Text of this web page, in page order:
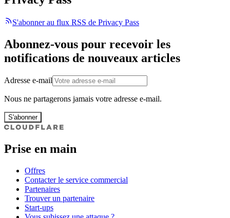
S'abonner au flux RSS de Privacy Pass
Abonnez-vous pour recevoir les
notifications de nouveaux articles
Adresse e-mail
Nous ne partagerons jamais votre adresse e-mail.
S'abonner
Prise en main
Offres
Contacter le service commercial
Partenaires
Trouver un partenaire
Start-ups